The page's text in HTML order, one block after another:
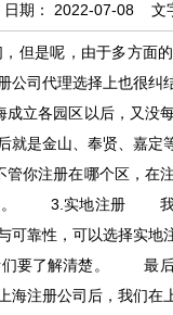
期： 2022-07-08文
是呢，由于多方面
司代理选择上也很纠
园区以后，又没每
就是金山、奉贤、嘉定
册在哪个区，在注
心。 3.实地注册 我
可靠性，可以选择实地
们要了解清楚。 最
海注册公司后，我们在